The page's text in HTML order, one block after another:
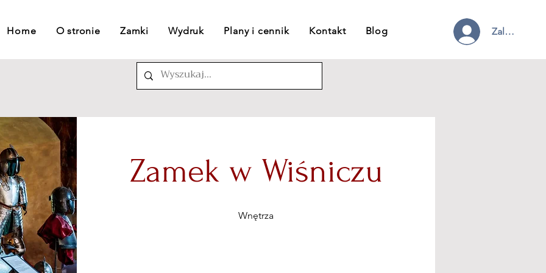
Home O stronie Zamki Wydruk Plany i cennik Kontakt Blog Zaloguj się
Zamek w Wiśniczu
Wnętrza